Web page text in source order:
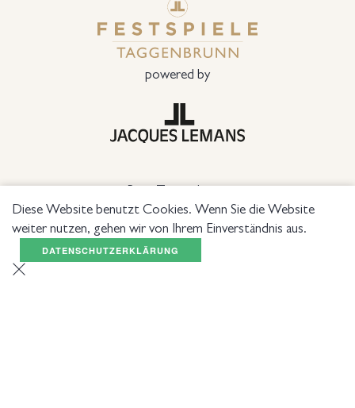
powered by
Burg Taggenbrunn
Taggenbrunn 11, A-9300 St. Veit/Glan
Diese Website benutzt Cookies. Wenn Sie die Website
weiter nutzen, gehen wir von Ihrem Einverständnis aus.
DATENSCHUTZERKLÄRUNG